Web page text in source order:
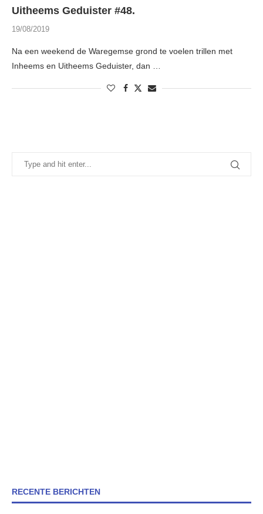
Uitheems Geduister #48.
19/08/2019
Na een weekend de Waregemse grond te voelen trillen met
Inheems en Uitheems Geduister, dan …
RECENTE BERICHTEN